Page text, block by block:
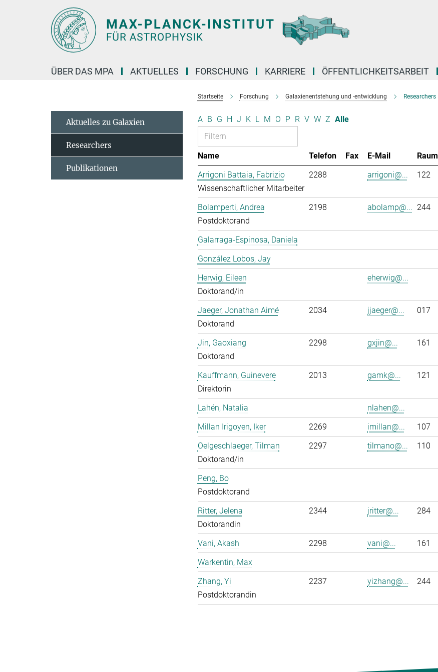
ÜBER DAS MPA AKTUELLES FORSCHUNG KARRIERE ÖFFENTLICHKEITSARBEIT
Startseite Forschung Galaxienentstehung und -entwicklung Researchers
A B G H J K L M O P R V W Z Alle
Name Telefon Fax E-Mail Raum
Arrigoni Battaia, Fabrizio
Wissenschaftlicher Mitarbeiter
2288 arrigoni@... 122
Bolamperti, Andrea
Postdoktorand
2198 abolamp@... 244
Galarraga-Espinosa, Daniela
González Lobos, Jay
Herwig, Eileen
Doktorand/in
eherwig@...
Jaeger, Jonathan Aimé
Doktorand
2034 jjaeger@... 017
Jin, Gaoxiang
Doktorand
2298 gxjin@... 161
Kauffmann, Guinevere
Direktorin
2013 gamk@... 121
Lahén, Natalia
nlahen@...
Millan Irigoyen, Iker
2269 imillan@...
107
Oelgeschlaeger, Tilman
Doktorand/in
2297 tilmano@... 110
Peng, Bo
Postdoktorand
Ritter, Jelena
Doktorandin
2344 jritter@... 284
Vani, Akash 2298 vani@... 161
Warkentin, Max
Zhang, Yi
Postdoktorandin
2237 yizhang@... 244
Aktuelles zu Galaxien
Researchers
Publikationen